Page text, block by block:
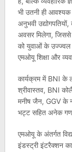
भी उतनी ही आवश्यक
अनुभवी
अवसर मिलेगा,
को युवाओं के उज्ज्वल
एमओयू शिक्षा और
कार्यक्रम में BNI के
श्रीवास्तव, BNI
मनीष जैन, GGV के
भट्ट सहित अनेक
एमओयू के अंतर्गत
इंडस्ट्री इंटरैक्शन